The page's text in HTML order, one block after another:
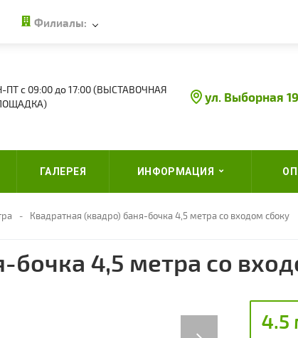
Филиалы:
ПТ с 09:00 до 17:00 (ВЫСТАВОЧНАЯ
ул. Выборная
ГАЛЕРЕЯ ИНФОРМАЦИЯ
Квадратная (квадро) баня-бочка 4,5 метра со входом сбоку
бочка 4,5 метра со
4.5